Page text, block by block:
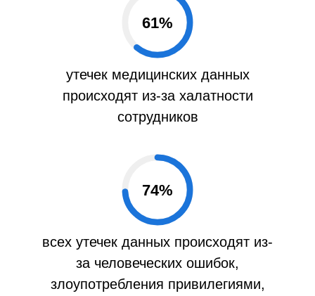
61%
утечек медицинских данных
происходят из-за халатности
сотрудников
74%
всех утечек данных происходят из-
за человеческих ошибок,
злоупотребления привилегиями,